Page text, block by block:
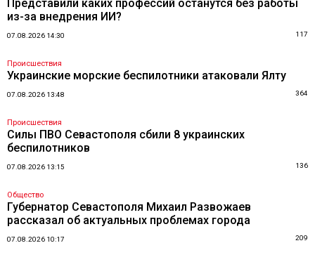
Представили каких профессий останутся без работы
из-за внедрения ИИ?
07.08.2026 14:30 117
Происшествия
Украинские морские беспилотники атаковали Ялту
07.08.2026 13:48 364
Происшествия
Силы ПВО Севастополя сбили 8 украинских
беспилотников
07.08.2026 13:15 136
Общество
Губернатор Севастополя Михаил Развожаев
рассказал об актуальных проблемах города
07.08.2026 10:17 209